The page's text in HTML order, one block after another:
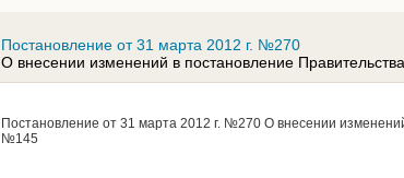
Постановление от 31 марта 2012 г. №270
О внесении изменений в постановление
Постановление от 31 марта 2012 г. №270 О внесении
№145